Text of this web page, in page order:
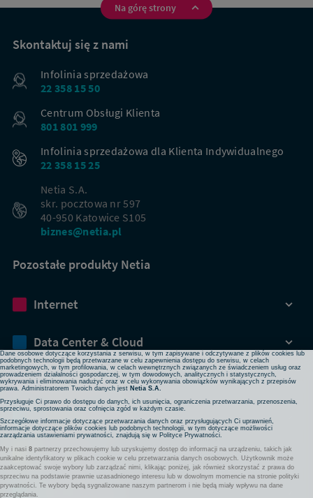
Na górę strony
Skontaktuj się z nami
Infolinia sprzedażowa
22 358 15 50
Centrum Obsługi Klienta
801 801 999
Infolinia sprzedażowa dla Klienta Indywidualnego
22 358 15 25
Netia S.A.
skr. pocztowa nr 597
40-950 Katowice S105
biznes@netia.pl
Pozostałe produkty Netia
Internet
Data Center & Cloud
Bezpieczeństwo
Rozwiązania sieciowe
Komunikacja
Pozostałe usługi
My i nasi 8 partnerzy przechowujemy lub uzyskujemy dostęp do informacji na urządzeniu, takich jak
unikalne identyfikatory w plikach cookie w celu przetwarzania danych osobowych. Użytkownik może
zaakceptować swoje wybory lub zarządzać nimi, klikając poniżej, jak również skorzystać z prawa do
sprzeciwu na podstawie prawnie uzasadnionego interesu lub w dowolnym momencie na stronie polityki
prywatności. Te wybory będą sygnalizowane naszym partnerom i nie będą miały wpływu na dane
przeglądania.
Używamy plików cookies lub podobnych technologii w celu zapewnienia Ci dostępu do serwisu,
usprawniania jego działania, profilowania i wyświetlania treści dopasowanych do Twoich potrzeb. W
może spowodować brak dostępu do niektórych funkcji serwisu.
Dane osobowe dotyczące korzystania z serwisu, w tym zapisywane i odczytywane z plików cookies lub
podobnych technologii będą przetwarzane w celu zapewnienia dostępu do serwisu, w celach
marketingowych, w tym profilowania, w celach wewnętrznych związanych ze świadczeniem usług oraz
prowadzeniem działalności gospodarczej, w tym dowodowych, analitycznych i statystycznych,
wykrywania i eliminowania nadużyć oraz w celu wykonywania obowiązków wynikających z przepisów
prawa. Administratorem Twoich danych jest Netia S.A.
Przysługuje Ci prawo do dostępu do danych, ich usunięcia, ograniczenia przetwarzania, przenoszenia,
sprzeciwu, sprostowania oraz cofnięcia zgód w każdym czasie.
Szczegółowe informacje dotyczące przetwarzania danych oraz przysługujących Ci uprawnień,
informacje dotyczące plików cookies lub podobnych technologii, w tym dotyczące możliwości
zarządzania ustawieniami prywatności, znajdują się w Polityce Prywatności.